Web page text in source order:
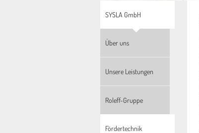
SYSLA GmbH
Über uns
Unsere Leistungen
Roleff-Gruppe
Fördertechnik